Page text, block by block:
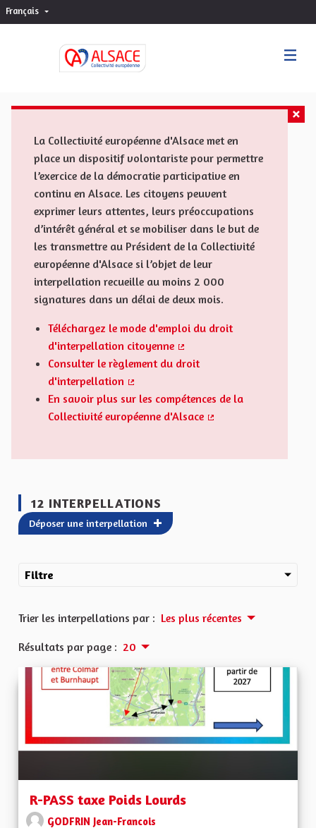
Français Choisir la langue
La Collectivité européenne d'Alsace met en
place un dispositif volontariste pour permettre
l’exercice de la démocratie participative en
continu en Alsace. Les citoyens peuvent
exprimer leurs attentes, leurs préoccupations
d’intérêt général et se mobiliser dans le but de
les transmettre au Président de la Collectivité
européenne d'Alsace si l’objet de leur
interpellation recueille au moins 2 000
signatures dans un délai de deux mois.
Téléchargez le mode d'emploi du droit
d'interpellation citoyenne
(Lien externe)
Consulter le règlement du droit
d'interpellation
(Lien externe)
En savoir plus sur les compétences de la
Collectivité européenne d'Alsace
12 INTERPELLATIONS
Déposer une interpellation
Filtre
Trier les interpellations par : Les plus récentes
Résultats par page : 20
R-PASS taxe Poids Lourds
GODFRIN Jean-Francois